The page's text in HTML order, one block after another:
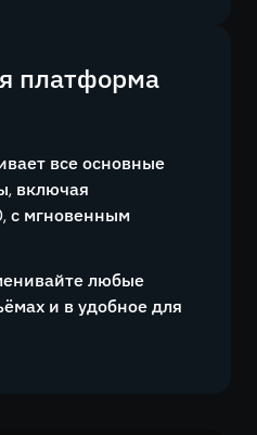
платформа
все основные
включая
с мгновенным
любые
и в удобное для